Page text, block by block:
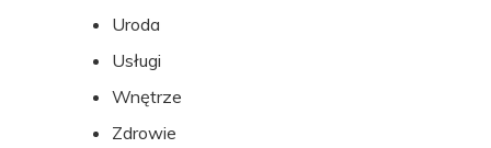
Uroda
Usługi
Wnętrze
Zdrowie